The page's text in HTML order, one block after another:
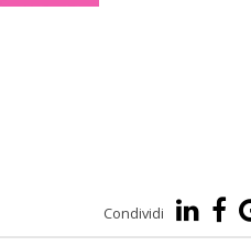
Condividi